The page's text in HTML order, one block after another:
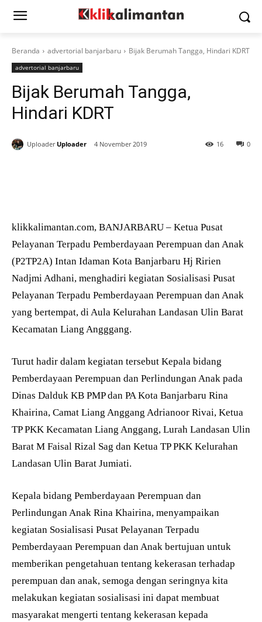
Beranda advertorial banjarbaru Bijak Berumah Tangga, Hindari KDRT
advertorial banjarbaru
Bijak Berumah Tangga,
Hindari KDRT
Uploader Uploader 4 November 2019 0
16
klikkalimantan.com, BANJARBARU – Ketua Pusat
Pelayanan Terpadu Pemberdayaan Perempuan dan Anak
(P2TP2A) Intan Idaman Kota Banjarbaru Hj Ririen
Nadjmi Adhani, menghadiri kegiatan Sosialisasi Pusat
Pelayanan Terpadu Pemberdayaan Perempuan dan Anak
yang bertempat, di Aula Kelurahan Landasan Ulin Barat
Kecamatan Liang Angggang.
Turut hadir dalam kegiatan tersebut Kepala bidang
Pemberdayaan Perempuan dan Perlindungan Anak pada
Dinas Dalduk KB PMP dan PA Kota Banjarbaru Rina
Khairina, Camat Liang Anggang Adrianoor Rivai, Ketua
TP PKK Kecamatan Liang Anggang, Lurah Landasan Ulin
Barat M Faisal Rizal Sag dan Ketua TP PKK Kelurahan
Landasan Ulin Barat Jumiati.
Kepala bidang Pemberdayaan Perempuan dan
Perlindungan Anak Rina Khairina, menyampaikan
kegiatan Sosialisasi Pusat Pelayanan Terpadu
Pemberdayaan Perempuan dan Anak bertujuan untuk
memberikan pengetahuan tentang kekerasan terhadap
perempuan dan anak, semoga dengan seringnya kita
melakukan kegiatan sosialisasi ini dapat membuat
masyarakat mengerti tentang kekerasan kepada